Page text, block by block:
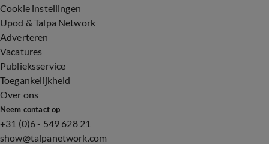
Cookie instellingen
Upod & Talpa Network
Adverteren
Vacatures
Publieksservice
Toegankelijkheid
Over ons
Neem contact op
+31 (0)6 - 549 628 21
show@talpanetwork.com